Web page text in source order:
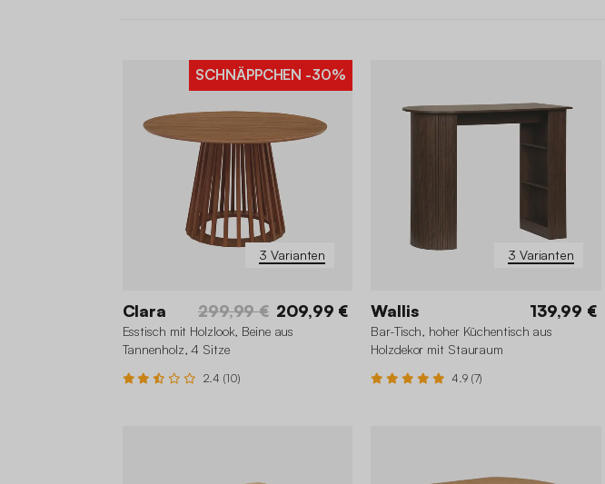
3 Varianten
SCHNÄPPCHEN -30%
Clara 299,99 € 209,99 €
Esstisch mit Holzlook, Beine aus
Tannenholz, 4 Sitze
2.4 (10)
3 Varianten
Wallis 139,99 €
Bar-Tisch, hoher Küchentisch aus
Holzdekor mit Stauraum
4.9 (7)